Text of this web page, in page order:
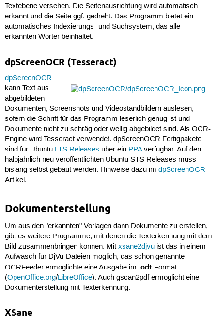
Textebene versehen. Die Seitenausrichtung wird automatisch
erkannt und die Seite ggf. gedreht. Das Programm bietet ein
automatisches Indexierungs- und Suchsystem, das alle
erkannten Wörter beinhaltet.
dpScreenOCR (Tesseract)
dpScreenOCR
kann Text aus
abgebildeten
Dokumenten, Screenshots und Videostandbildern auslesen,
sofern die Schrift für das Programm leserlich genug ist und
Dokumente nicht zu schräg oder wellig abgebildet sind. Als OCR-
Engine wird Tesseract verwendet. dpScreenOCR Fertigpakete
sind für Ubuntu LTS Releases über ein PPAverfügbar. Auf den
halbjährlich neu veröffentlichten Ubuntu STS Releases muss
bislang selbst gebaut werden. Hinweise dazu im dpScreenOCR
Artikel.
Dokumenterstellung
Um aus den "erkannten" Vorlagen dann Dokumente zu erstellen,
gibt es weitere Programme, mit denen die Texterkennung mit dem
Bild zusammenbringen können. Mit xsane2djvuist das in einem
Aufwasch für DjVu-Dateien möglich, das schon genannte
OCRFeeder ermöglichte eine Ausgabe im .odt-Format
(OpenOffice.org/LibreOffice). Auch gscan2pdf ermöglicht eine
Dokumenterstellung mit Texterkennung.
XSane